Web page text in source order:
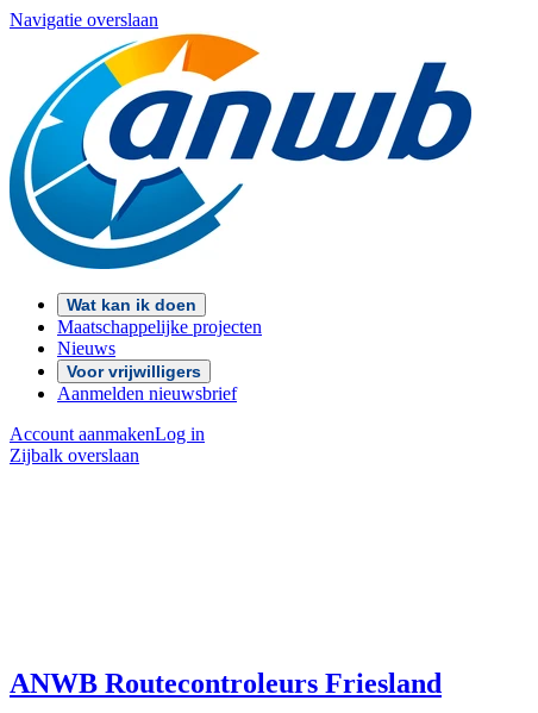
Navigatie overslaan
Wat kan ik doen
Maatschappelijke projecten
Nieuws
Voor vrijwilligers
Aanmelden nieuwsbrief
Account aanmakenLog in
Zijbalk overslaan
ANWB Routecontroleurs Friesland